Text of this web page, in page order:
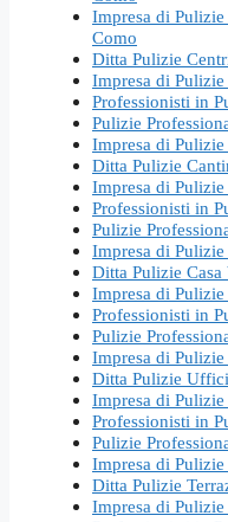
Impresa di
Como
Ditta Pulizie
Impresa di Pulizie
Professionisti in
Pulizie
Impresa di
Ditta Pulizie
Impresa di Pulizie
Professionisti in
Pulizie
Impresa di
Ditta Pulizie
Impresa di
Professionisti in
Pulizie
Impresa di
Ditta Pulizie
Impresa di
Professionisti in
Pulizie
Impresa di
Ditta Pulizie
Impresa di